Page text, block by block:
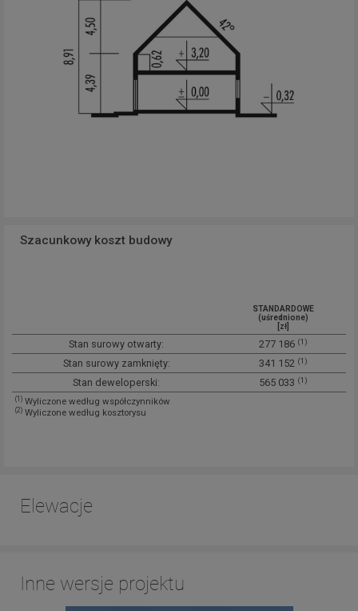
Szacunkowy koszt budowy
STANDARDOWE
(uśrednione)
[zł]
Stan surowy otwarty: 277 186 (1)
Stan surowy zamknięty: 341 152 (1)
Stan deweloperski: 565 033 (1)
(1) Wyliczone według współczynników
(2) Wyliczone według kosztorysu
Elewacje
Inne wersje projektu